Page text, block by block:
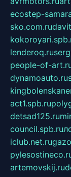
ecostep-
sko.com.ru
lenderoq.ru
people-of-
dynamoauto.ru
act1.spb.ru
detsad125.ru
council.spb.ru
iclub.net.ru
artemovskij.ru